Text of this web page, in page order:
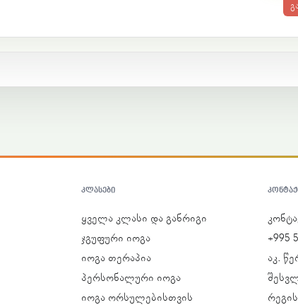
ᲙᲚᲐᲡᲔᲑᲘ
ყველა კლასი და განრიგი
ჯგუფური იოგა
იოგა თერაპია
პერსონალური იოგა
იოგა ორსულებისთვის
+995
აკ.